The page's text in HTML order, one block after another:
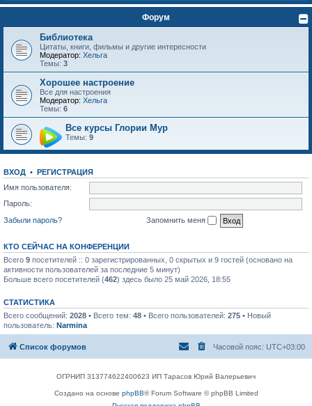
Форум
Библиотека
Цитаты, книги, фильмы и другие интересности
Модератор: Хельга
Темы: 3
Хорошее настроение
Все для настроения
Модератор: Хельга
Темы: 6
Все курсы Глории Мур
Темы: 9
ВХОД • РЕГИСТРАЦИЯ
Имя пользователя:
Пароль:
Забыли пароль?
Запомнить меня
КТО СЕЙЧАС НА КОНФЕРЕНЦИИ
Всего 9 посетителей :: 0 зарегистрированных, 0 скрытых и 9 гостей (основано на
активности пользователей за последние 5 минут)
Больше всего посетителей (462) здесь было 25 май 2026, 18:55
СТАТИСТИКА
Всего сообщений: 2028 • Всего тем: 48 • Всего пользователей: 275 • Новый
пользователь: Narmina
Список форумов Часовой пояс: UTC+03:00
ОГРНИП 313774622400623 ИП Тарасов Юрий Валерьевич
Создано на основе phpBB® Forum Software © phpBB Limited